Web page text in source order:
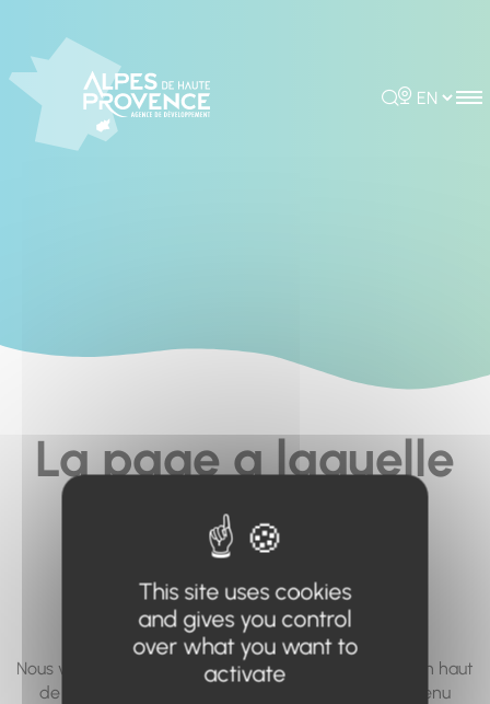
Rechercher
Choisir la
La page a laquelle
vous cherchez à
accéder n'existe
pas... ou plus.
Nous vous invitons à utiliser le moteur de recherche en haut
de page, ou à utiliser le menu pour trouver le contenu
This site uses cookies
and gives you control
over what you want to
activate